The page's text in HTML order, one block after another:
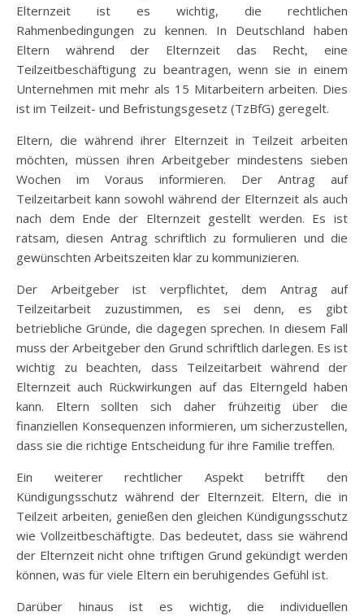
Elternzeit ist es wichtig, die rechtlichen
Rahmenbedingungen zu kennen. In Deutschland haben
Eltern während der Elternzeit das Recht, eine
Teilzeitbeschäftigung zu beantragen, wenn sie in einem
Unternehmen mit mehr als 15 Mitarbeitern arbeiten. Dies
ist im Teilzeit- und Befristungsgesetz (TzBfG) geregelt.
Eltern, die während ihrer Elternzeit in Teilzeit arbeiten
möchten, müssen ihren Arbeitgeber mindestens sieben
Wochen im Voraus informieren. Der Antrag auf
Teilzeitarbeit kann sowohl während der Elternzeit als auch
nach dem Ende der Elternzeit gestellt werden. Es ist
ratsam, diesen Antrag schriftlich zu formulieren und die
gewünschten Arbeitszeiten klar zu kommunizieren.
Der Arbeitgeber ist verpflichtet, dem Antrag auf
Teilzeitarbeit zuzustimmen, es sei denn, es gibt
betriebliche Gründe, die dagegen sprechen. In diesem Fall
muss der Arbeitgeber den Grund schriftlich darlegen. Es ist
wichtig zu beachten, dass Teilzeitarbeit während der
Elternzeit auch Rückwirkungen auf das Elterngeld haben
kann. Eltern sollten sich daher frühzeitig über die
finanziellen Konsequenzen informieren, um sicherzustellen,
dass sie die richtige Entscheidung für ihre Familie treffen.
Ein weiterer rechtlicher Aspekt betrifft den
Kündigungsschutz während der Elternzeit. Eltern, die in
Teilzeit arbeiten, genießen den gleichen Kündigungsschutz
wie Vollzeitbeschäftigte. Das bedeutet, dass sie während
der Elternzeit nicht ohne triftigen Grund gekündigt werden
können, was für viele Eltern ein beruhigendes Gefühl ist.
Darüber hinaus ist es wichtig, die individuellen